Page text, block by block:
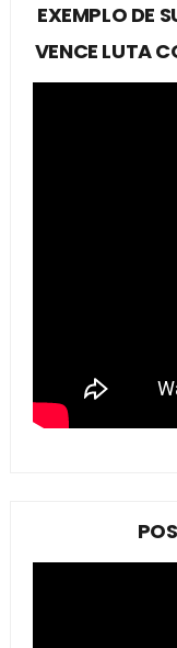
EXEMPLO DE
VENCE LUTA